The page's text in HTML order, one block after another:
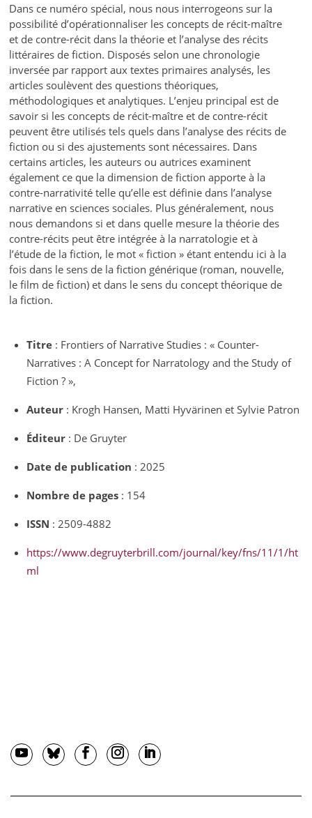
Dans ce numéro spécial, nous nous interrogeons sur la
possibilité d’opérationnaliser les concepts de récit-maître
et de contre-récit dans la théorie et l’analyse des récits
littéraires de fiction. Disposés selon une chronologie
inversée par rapport aux textes primaires analysés, les
articles soulèvent des questions théoriques,
méthodologiques et analytiques. L’enjeu principal est de
savoir si les concepts de récit-maître et de contre-récit
peuvent être utilisés tels quels dans l’analyse des récits de
fiction ou si des ajustements sont nécessaires. Dans
certains articles, les auteurs ou autrices examinent
également ce que la dimension de fiction apporte à la
contre-narrativité telle qu’elle est définie dans l’analyse
narrative en sciences sociales. Plus généralement, nous
nous demandons si et dans quelle mesure la théorie des
contre-récits peut être intégrée à la narratologie et à
l’étude de la fiction, le mot « fiction » étant entendu ici à la
fois dans le sens de la fiction générique (roman, nouvelle,
le film de fiction) et dans le sens du concept théorique de
la fiction.
Titre : Frontiers of Narrative Studies : « Counter-
Narratives : A Concept for Narratology and the Study of
Fiction ? »,
Auteur : Krogh Hansen, Matti Hyvärinen et Sylvie Patron
Éditeur : De Gruyter
Date de publication : 2025
Nombre de pages : 154
ISSN : 2509-4882
https://www.degruyterbrill.com/journal/key/fns/11/1/ht
ml